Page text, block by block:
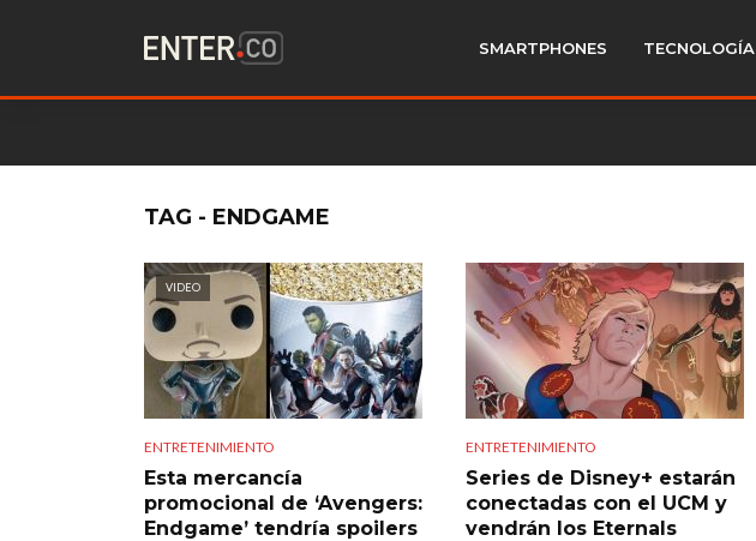
SMARTPHONES TECNOLOGÍA
TAG - ENDGAME
VIDEO
ENTRETENIMIENTO
Esta mercancía
promocional de ‘Avengers:
Endgame’ tendría spoilers
ENTRETENIMIENTO
Series de Disney+ estarán
conectadas con el UCM y
vendrán los Eternals